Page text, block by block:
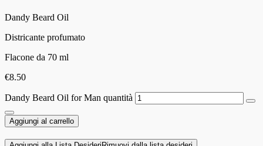
Dandy Beard Oil
Districante profumato
Flacone da 70 ml
€8.50
Dandy Beard Oil for Man quantità
Aggiungi al carrello